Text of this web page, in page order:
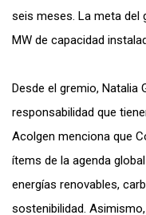
seis meses. La meta del
MW de capacidad
Desde el gremio, Natalia
responsabilidad que
Acolgen menciona que
ítems de la agenda
energías renovables,
sostenibilidad.